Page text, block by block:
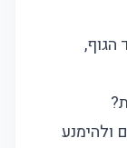
הגוף,
ולהימנע